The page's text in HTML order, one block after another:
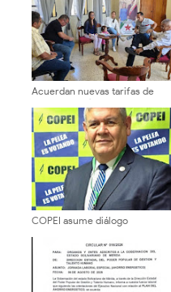
Acuerdan nuevas tarifas de
transporte público a partir del 1°
de agosto, 200Bs Urbano, 230Bs
intermedio y 260Bs largo
COPEI asume diálogo
vocación de unidad y exigencia
de resultados concretos